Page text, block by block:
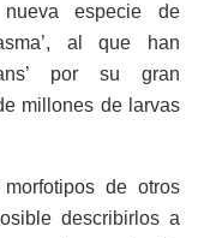
especie de
al que han
por su gran
millones de larvas
de otros
describirlos a